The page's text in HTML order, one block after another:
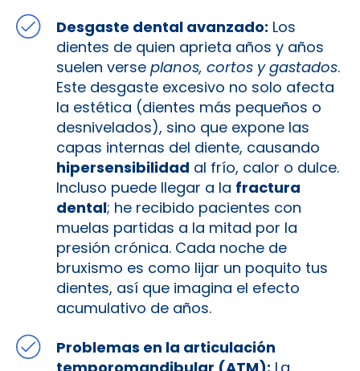
Desgaste dental avanzado: Los
dientes de quien aprieta años y años
suelen verse planos, cortos y gastados.
Este desgaste excesivo no solo afecta
la estética (dientes más pequeños o
desnivelados), sino que expone las
capas internas del diente, causando
hipersensibilidad al frío, calor o dulce.
Incluso puede llegar a la fractura
dental; he recibido pacientes con
muelas partidas a la mitad por la
presión crónica. Cada noche de
bruxismo es como lijar un poquito tus
dientes, así que imagina el efecto
acumulativo de años.
Problemas en la articulación